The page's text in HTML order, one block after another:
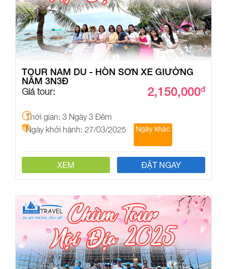
TOUR NAM DU - HÒN SƠN XE GIƯỜNG
NẰM 3N3Đ
Giá tour: 2,150,000đ
Thời gian: 3 Ngày 3 Đêm
Ngày khởi hành: 27/03/2025
Ngày khác
XEM ĐẶT NGAY